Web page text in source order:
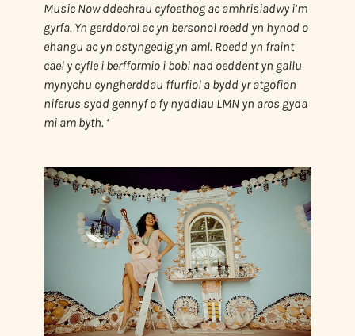
Music Now ddechrau cyfoethog ac amhrisiadwy i’m
gyrfa. Yn gerddorol ac yn bersonol roedd yn hynod o
ehangu ac yn ostyngedig yn aml. Roedd yn fraint
cael y cyfle i berfformio i bobl nad oeddent yn gallu
mynychu cyngherddau ffurfiol a bydd yr atgofion
niferus sydd gennyf o fy nyddiau LMN yn aros gyda
mi am byth. ‘